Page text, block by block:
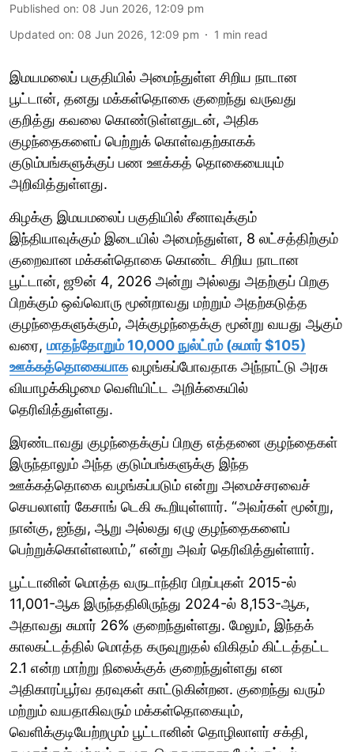
Published on: 08 Jun 2026, 12:09 pm
Updated on: 08 Jun 2026, 12:09 pm 1 min read
இமயமலைப் பகுதியில் அமைந்துள்ள சிறிய நாடான
பூட்டான், தனது மக்கள்தொகை குறைந்து வருவது
குறித்து கவலை கொண்டுள்ளதுடன், அதிக
குழந்தைகளைப் பெற்றுக் கொள்வதற்காகக்
குடும்பங்களுக்குப் பண ஊக்கத் தொகையையும்
அறிவித்துள்ளது.
கிழக்கு இமயமலைப் பகுதியில் சீனாவுக்கும்
இந்தியாவுக்கும் இடையில் அமைந்துள்ள, 8 லட்சத்திற்கும்
குறைவான மக்கள்தொகை கொண்ட சிறிய நாடான
பூட்டான், ஜூன் 4, 2026 அன்று அல்லது அதற்குப் பிறகு
பிறக்கும் ஒவ்வொரு மூன்றாவது மற்றும் அதற்கடுத்த
குழந்தைகளுக்கும், அக்குழந்தைக்கு மூன்று வயது ஆகும்
வரை, மாதந்தோறும் 10,000 நுல்ட்ரம் (சுமார் $105)
ஊக்கத்தொகையாகவழங்கப்போவதாக அந்நாட்டு அரசு
வியாழக்கிழமை வெளியிட்ட அறிக்கையில்
தெரிவித்துள்ளது.
இரண்டாவது குழந்தைக்குப் பிறகு எத்தனை குழந்தைகள்
இருந்தாலும் அந்த குடும்பங்களுக்கு இந்த
ஊக்கத்தொகை வழங்கப்படும் என்று அமைச்சரவைச்
செயலாளர் கேசாங் டெகி கூறியுள்ளார். “அவர்கள் மூன்று,
நான்கு, ஐந்து, ஆறு அல்லது ஏழு குழந்தைகளைப்
பெற்றுக்கொள்ளலாம்,” என்று அவர் தெரிவித்துள்ளார்.
பூட்டானின் மொத்த வருடாந்திர பிறப்புகள் 2015-ல்
11,001-ஆக இருந்ததிலிருந்து 2024-ல் 8,153-ஆக,
அதாவது சுமார் 26% குறைந்துள்ளது. மேலும், இந்தக்
காலகட்டத்தில் மொத்த கருவுறுதல் விகிதம் கிட்டத்தட்ட
2.1 என்ற மாற்று நிலைக்குக் குறைந்துள்ளது என
அதிகாரப்பூர்வ தரவுகள் காட்டுகின்றன. குறைந்து வரும்
மற்றும் வயதாகிவரும் மக்கள்தொகையும்,
வெளிக்குடியேற்றமும் பூட்டானின் தொழிலாளர் சக்தி,